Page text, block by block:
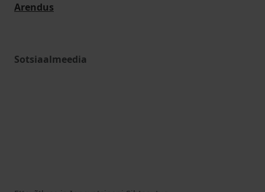
Arendus
Sotsiaalmeedia